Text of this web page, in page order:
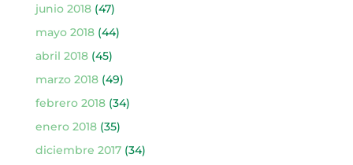
junio 2018(47)
mayo 2018(44)
abril 2018(45)
marzo 2018(49)
febrero 2018(34)
enero 2018(35)
diciembre 2017(34)